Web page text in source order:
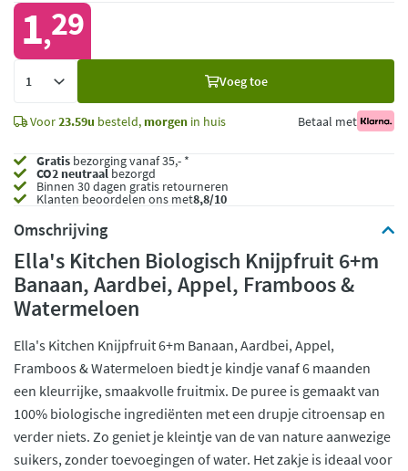
1,29
Voeg toe
Voor23.59u besteld, morgen in huis Betaal met
Gratis bezorging vanaf 35,- *
CO2 neutraalbezorgd
Binnen 30 dagen gratis retourneren
Klanten beoordelen ons met8,8/10
Omschrijving
Ella's Kitchen Biologisch Knijpfruit 6+m
Banaan, Aardbei, Appel, Framboos &
Watermeloen
Ella's Kitchen Knijpfruit 6+m Banaan, Aardbei, Appel,
Framboos & Watermeloen biedt je kindje vanaf 6 maanden
een kleurrijke, smaakvolle fruitmix. De puree is gemaakt van
100% biologische ingrediënten met een drupje citroensap en
verder niets. Zo geniet je kleintje van de van nature aanwezige
suikers, zonder toevoegingen of water. Het zakje is ideaal voor